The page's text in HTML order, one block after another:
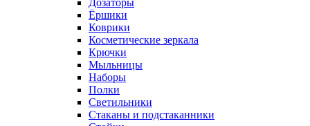
Дозаторы
Ёршики
Коврики
Косметические зеркала
Крючки
Мыльницы
Наборы
Полки
Светильники
Стаканы и подстаканники